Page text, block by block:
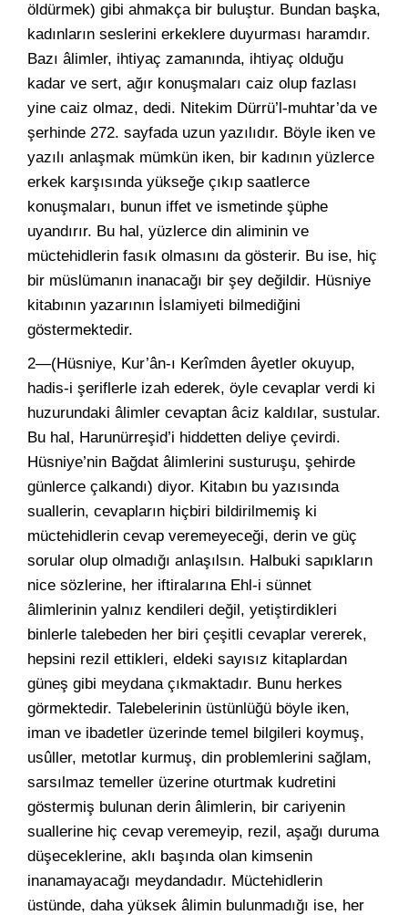
öldürmek) gibi ahmakça bir buluştur. Bundan başka,
kadınların seslerini erkeklere duyurması haramdır.
Bazı âlimler, ihtiyaç zamanında, ihtiyaç olduğu
kadar ve sert, ağır konuşmaları caiz olup fazlası
yine caiz olmaz, dedi. Nitekim Dürrü’l-muhtar’da ve
şerhinde 272. sayfada uzun yazılıdır. Böyle iken ve
yazılı anlaşmak mümkün iken, bir kadının yüzlerce
erkek karşısında yükseğe çıkıp saatlerce
konuşmaları, bunun iffet ve ismetinde şüphe
uyandırır. Bu hal, yüzlerce din aliminin ve
müctehidlerin fasık olmasını da gösterir. Bu ise, hiç
bir müslümanın inanacağı bir şey değildir. Hüsniye
kitabının yazarının İslamiyeti bilmediğini
göstermektedir.
2—(Hüsniye, Kur’ân-ı Kerîmden âyetler okuyup,
hadis-i şeriflerle izah ederek, öyle cevaplar verdi ki
huzurundaki âlimler cevaptan âciz kaldılar, sustular.
Bu hal, Harunürreşid’i hiddetten deliye çevirdi.
Hüsniye’nin Bağdat âlimlerini susturuşu, şehirde
günlerce çalkandı) diyor. Kitabın bu yazısında
suallerin, cevapların hiçbiri bildirilmemiş ki
müctehidlerin cevap veremeyeceği, derin ve güç
sorular olup olmadığı anlaşılsın. Halbuki sapıkların
nice sözlerine, her iftiralarına Ehl-i sünnet
âlimlerinin yalnız kendileri değil, yetiştirdikleri
binlerle talebeden her biri çeşitli cevaplar vererek,
hepsini rezil ettikleri, eldeki sayısız kitaplardan
güneş gibi meydana çıkmaktadır. Bunu herkes
görmektedir. Talebelerinin üstünlüğü böyle iken,
iman ve ibadetler üzerinde temel bilgileri koymuş,
usûller, metotlar kurmuş, din problemlerini sağlam,
sarsılmaz temeller üzerine oturtmak kudretini
göstermiş bulunan derin âlimlerin, bir cariyenin
suallerine hiç cevap veremeyip, rezil, aşağı duruma
düşeceklerine, aklı başında olan kimsenin
inanamayacağı meydandadır. Müctehidlerin
üstünde, daha yüksek âlimin bulunmadığı ise, her